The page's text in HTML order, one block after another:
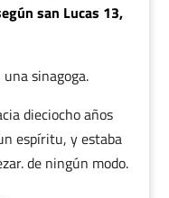
san Lucas 13,
una sinagoga.
dieciocho años
espíritu, y estaba
de ningún modo.